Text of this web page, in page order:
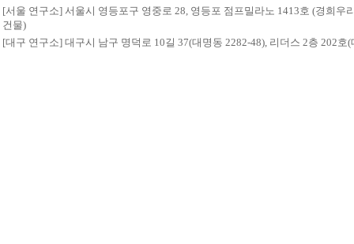
[서울 연구소] 서울시 영등포구 영중로 28, 영등포 점프밀라노 1413호 (경희우
건물)
[대구 연구소] 대구시 남구 명덕로 10길 37(대명동 2282-48), 리더스 2층 202호